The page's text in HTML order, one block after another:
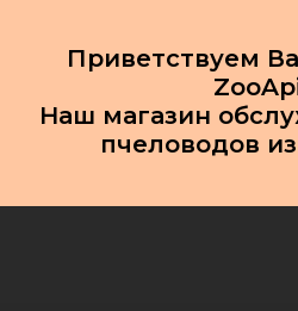
Приветствуем
Наш магазин
пчеловодов